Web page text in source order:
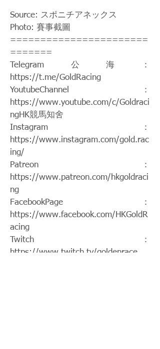
Source: スポニチアネックス
Photo: 賽事截圖
=======================
=======
Telegram公海：
https://t.me/GoldRacing
YoutubeChannel：
https://www.youtube.com/c/Goldraci
ngHK競馬知舍
Instagram：
https://www.instagram.com/gold.rac
ing/
Patreon：
https://www.patreon.com/hkgoldraci
ng
FacebookPage：
https://www.facebook.com/HKGoldR
acing
Twitch：
https://www.twitch.tv/goldenrace